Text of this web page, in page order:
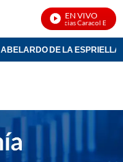
EN VIVO
Noticias Caracol En Vivo
ABELARDO DE LA ESPRIELLA